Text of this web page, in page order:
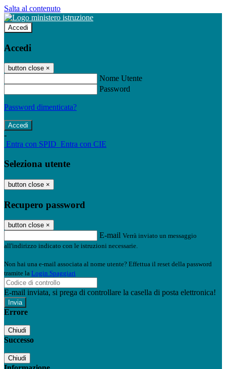
Salta al contenuto
Accedi
Accedi
button close ×
Nome Utente
Password
Password dimenticata?
-
Entra con SPID Entra con CIE
Seleziona utente
button close ×
Recupero password
button close ×
E-mail Verrà inviato un messaggio
all'indirizzo indicato con le istruzioni necessarie.
Non hai una e-mail associata al nome utente? Effettua il reset della password
tramite la Login Spaggiari
E-mail inviata, si prega di controllare la casella di posta elettronica!
Errore
Chiudi
Successo
Chiudi